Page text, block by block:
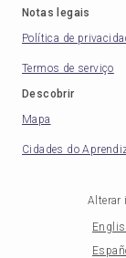
Notas legais
Política de
Termos de serviço
Descobrir
Mapa
Cidades do
Alterar